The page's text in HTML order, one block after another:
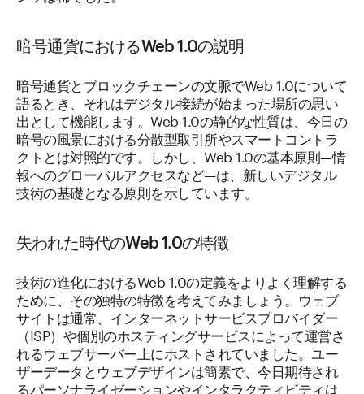
暗号通貨におけるWeb 1.0の説明
暗号通貨とブロックチェーンの文脈でWeb 1.0について
語るとき、それはデジタル接続が始まった場所の思い
出として機能します。Web 1.0の静的な性質は、今日の
暗号の風景における分散型取引所やスマートコントラ
クトとは対照的です。しかし、Web 1.0の基本原則—情
報へのグローバルアクセスなど—は、新しいデジタル
技術の基礎となる原則を示しています。
失われた時代のWeb 1.0の特徴
技術の進化におけるWeb 1.0の定義をよりよく理解する
ために、その独特の特徴を考えてみましょう。ウェブ
サイトは通常、インターネットサービスプロバイダー
（ISP）や個別のホスティングサービスによって運営さ
れるウェブサーバー上にホストされていました。ユー
ザーデータとウェブデザインは簡素で、今日期待され
るパーソナライゼーションやインタラクティビティは